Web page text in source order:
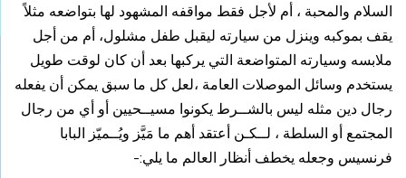
السلام والمحبة ، أم لأجل فقط مواقفه المشهود لها بتواضعه مثلاً
يقف بموكبه وينزل من سيارته ليقبل طفل مشلول، أم من أجل
ملابسه وسيارته المتواضعة التي يركبها بعد أن كان لوقت طويل
يستخدم وسائل الموصلات العامة ،لعل كل ما سبق يمكن أن يفعله
رجال دين مثله ليس بالشــرط يكونوا مسيــحيين أو أي من رجال
المجتمع أو السلطة ، لــكـن أعتقد أهم ما مَيَّز ويُــميّز البابا
فرنسيس وجعله يخطف أنظار العالم ما يلي:-